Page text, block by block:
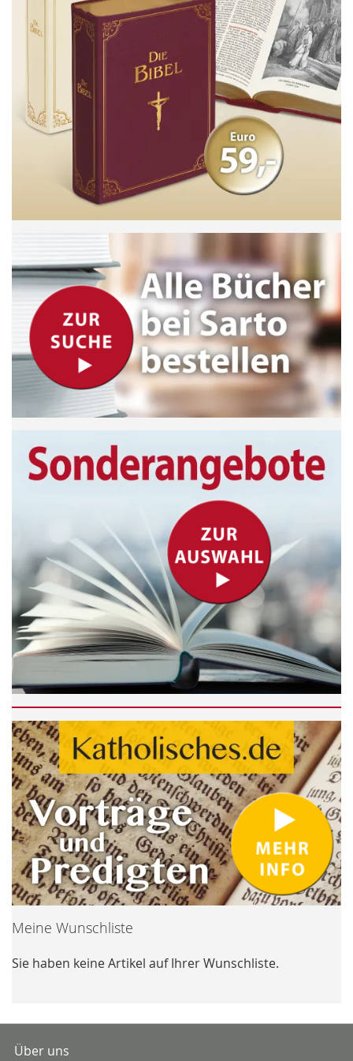
Meine Wunschliste
Sie haben keine Artikel auf Ihrer Wunschliste.
Über uns